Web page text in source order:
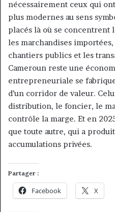
nécessairement ceux qui
plus modernes au sens
placés là où se concentrent
les marchandises
chantiers publics et les
Cameroun reste une
entrepreneuriale se
d’un corridor de valeur.
distribution, le foncier, le
contrôle la marge. Et en
que toute autre, qui a
accumulations privées.
Partager :
Facebook X